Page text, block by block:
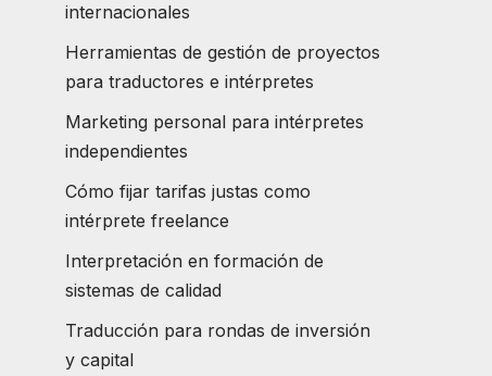
internacionales
Herramientas de gestión de proyectos
para traductores e intérpretes
Marketing personal para intérpretes
independientes
Cómo fijar tarifas justas como
intérprete freelance
Interpretación en formación de
sistemas de calidad
Traducción para rondas de inversión
y capital